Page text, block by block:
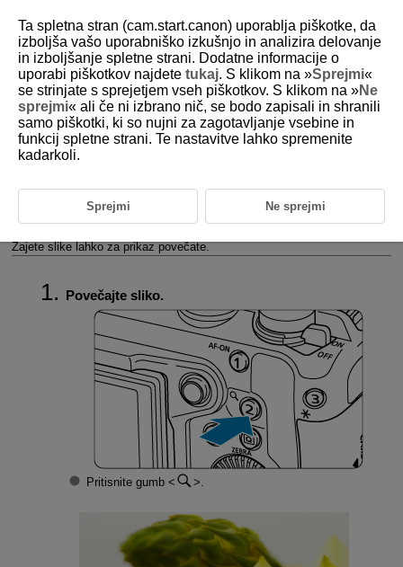
D388-145
Prikaz povečane slike
Nastavitev začetnega razmerja povečave
Nastavitev začetnega položaja povečave
Zajete slike lahko za prikaz povečate.
Povečajte sliko.
Pritisnite gumb .
Ta spletna stran (cam.start.canon) uporablja piškotke, da
izboljša vašo uporabniško izkušnjo in analizira delovanje
in izboljšanje spletne strani. Dodatne informacije o
uporabi piškotkov najdete tukaj. S klikom na »Sprejmi«
se strinjate s sprejetjem vseh piškotkov. S klikom na »Ne
sprejmi« ali če ni izbrano nič, se bodo zapisali in shranili
samo piškotki, ki so nujni za zagotavljanje vsebine in
funkcij spletne strani. Te nastavitve lahko spremenite
kadarkoli.
Sprejmi Ne sprejmi